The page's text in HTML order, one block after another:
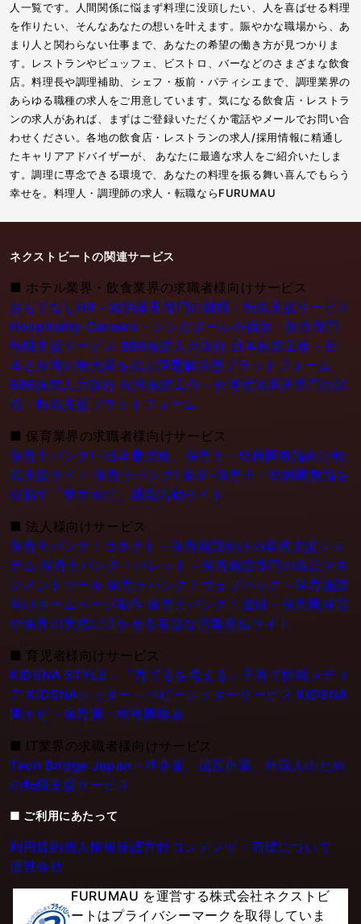
人一覧です。人間関係に悩まず料理に没頭したい、人を喜ばせる料理
を作りたい、そんなあなたの想いを叶えます。賑やかな職場から、あ
まり人と関わらない仕事まで、あなたの希望の働き方が見つかりま
す。レストランやビュッフェ、ビストロ、バーなどのさまざまな飲食
店。料理長や調理補助、シェフ・板前・パティシエまで、調理業界の
あらゆる職種の求人をご用意しています。気になる飲食店・レストラ
ンの求人があれば、まずはご登録いただくか電話やメールでお問い合
わせください。各地の飲食店・レストランの求人/採用情報に精通し
たキャリアアドバイザーが、 あなたに最適な求人をご紹介いたしま
す。調理に専念できる環境で、あなたの料理を振る舞い喜んでもらう
幸せを。料理人・調理師の求人・転職ならFURUMAU
ネクストビートの関連サービス
■ ホテル業界・飲食業界の求職者様向けサービス
おもてなしHR - 宿泊業界専門の就職・転職支援サービス
Hospitality Careers - シンガポールの宿泊・飲食専門
転職支援サービス 886旅館人力銀行 日本旅館工作 - 日
本と台湾の観光業を結ぶ課題解決型プラットフォーム
886旅館人力銀行 台湾旅館工作 - 台湾宿泊業界専門の就
職・転職支援プラットフォーム
■ 保育業界の求職者様向けサービス
保育士バンク! -日本最大級。保育士・幼稚園教論向け転
職支援サイト 保育士バンク! 新卒-保育士・幼稚園教論を
目指す「学生向け」就職活動サイト
■ 法人様向けサービス
保育士バンク！コネクト - 保育施設向けの業務支援シス
テム 保育士バンク！パレット - 保育施設専門の職員マネ
ジメントツール 保育士バンク！ウェブパック - 保育施設
向けホームページ制作 保育士バンク！総研 - 保育園経営
や保育の実務に活かせる有益な情報発信サイト
■ 育児者様向けサービス
KIDSNA STYLE - 「育てるを考える」子育て情報メディ
ア KIDSNAシッター - ベビーシッターサービス KIDSNA
園ナビ - 保育園・幼稚園検索
■ IT業界の求職者様向けサービス
Tech Bridge Japan - IT企業、成長企業、外国人のため
の転職支援サービス
■ ご利用にあたって
利用規約個人情報保護方針コンテンツ・商標について
運営会社
FURUMAU を運営する株式会社ネクストビ
ートはプライバシーマークを取得していま